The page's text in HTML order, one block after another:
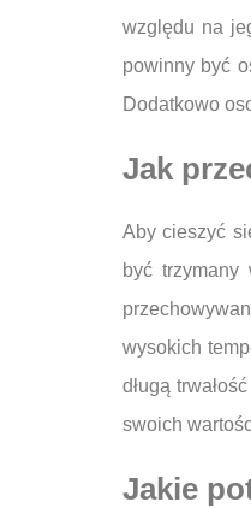
względu na
powinny być
Dodatkowo
Jak
Aby cieszyć
być
wysokich
długą
swoich
Jakie